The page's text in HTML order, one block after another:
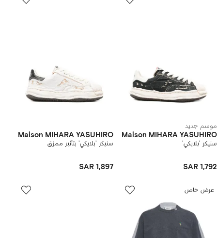
موسم جديد
Maison MIHARA YASUHIRO
سنيكر 'بلايكي'
SAR 1,792
Maison MIHARA YASUHIRO
سنيكر 'بلايكي' بتأثير ممزق
SAR 1,897
عرض خاص